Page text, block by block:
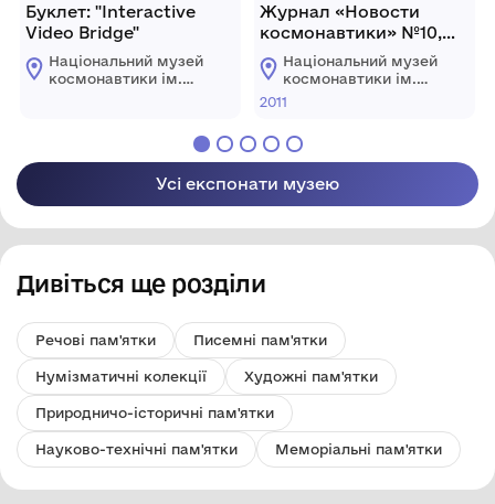
Буклет: "Interactive
Video Bridge"
Національний музей
космонавтики ім.
Журнал «Новости
космонавтики» №10,
2011 р., Росія, М.
Національний музей
космонавтики ім.
С.П. Корольова
2011
Усі експонати музею
Дивіться ще розділи
Речові пам'ятки Писемні пам'ятки
Нумізматичні колекції Художні пам'ятки
Природничо-історичні пам'ятки
Науково-технічні пам'ятки Меморіальні пам'ятки